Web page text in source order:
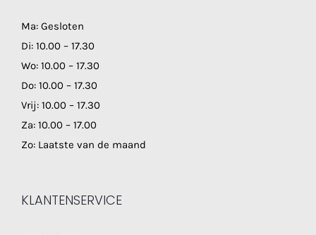
Ma: Gesloten
Di: 10.00 – 17.30
Wo: 10.00 – 17.30
Do: 10.00 – 17.30
Vrij: 10.00 – 17.30
Za: 10.00 – 17.00
Zo: Laatste van de maand
KLANTENSERVICE